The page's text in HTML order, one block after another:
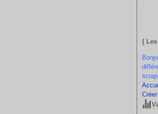
{